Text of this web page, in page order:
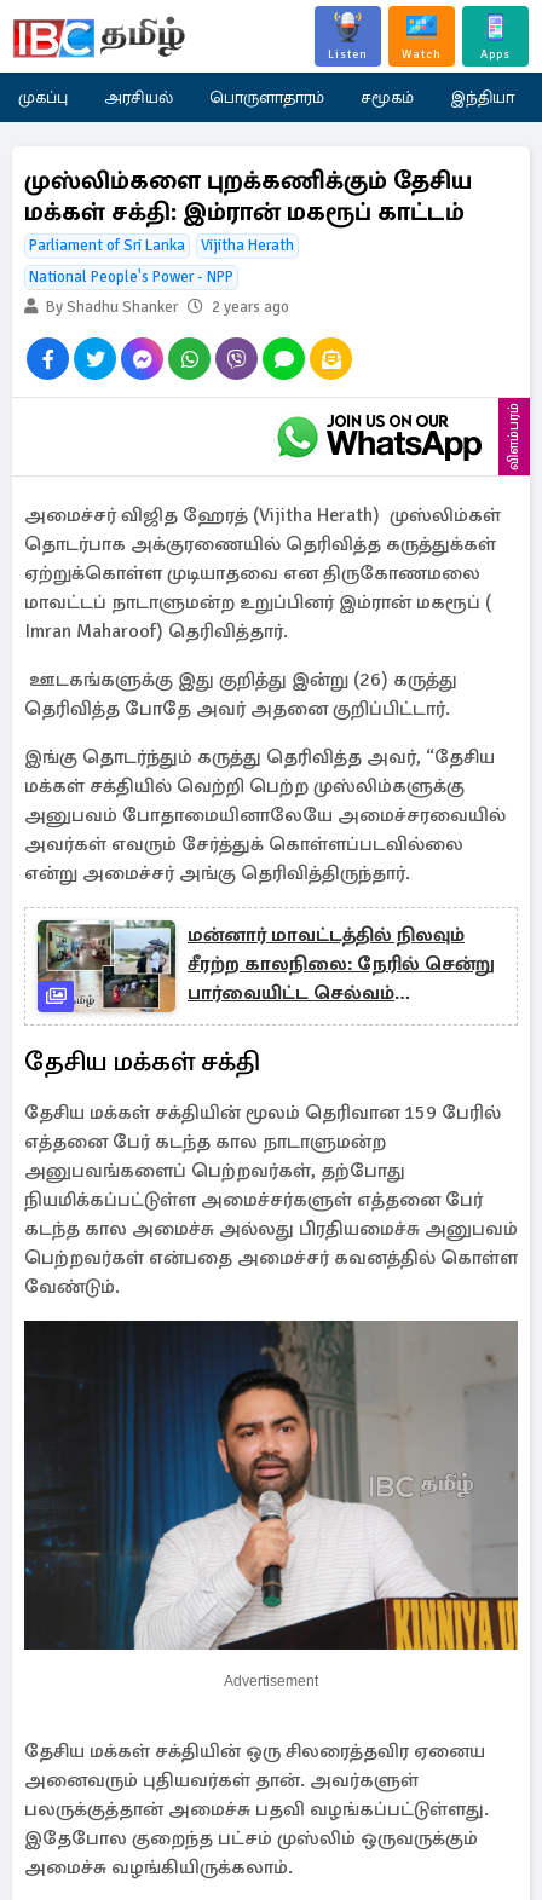
Listen Watch Apps
முகப்பு அரசியல் பொருளாதாரம் சமூகம் இந்தியா
முஸ்லிம்களை புறக்கணிக்கும் தேசிய
மக்கள் சக்தி: இம்ரான் மகரூப் காட்டம்
Parliament of Sri Lanka
Vijitha Herath
National People's Power - NPP
By Shadhu Shanker
2 years ago
விளம்பரம்
அமைச்சர் விஜித ஹேரத் (Vijitha Herath) முஸ்லிம்கள்
தொடர்பாக அக்குரணையில் தெரிவித்த கருத்துக்கள்
ஏற்றுக்கொள்ள முடியாதவை என திருகோணமலை
மாவட்டப் நாடாளுமன்ற உறுப்பினர் இம்ரான் மகரூப் (
Imran Maharoof) தெரிவித்தார்.
ஊடகங்களுக்கு இது குறித்து இன்று (26) கருத்து
தெரிவித்த போதே அவர் அதனை குறிப்பிட்டார்.
இங்கு தொடர்ந்தும் கருத்து தெரிவித்த அவர், “தேசிய
மக்கள் சக்தியில் வெற்றி பெற்ற முஸ்லிம்களுக்கு
அனுபவம் போதாமையினாலேயே அமைச்சரவையில்
அவர்கள் எவரும் சேர்த்துக் கொள்ளப்படவில்லை
என்று அமைச்சர் அங்கு தெரிவித்திருந்தார்.
மன்னார் மாவட்டத்தில் நிலவும்
சீரற்ற காலநிலை: நேரில் சென்று
பார்வையிட்ட செல்வம்
அடைக்கலநாதன்
தேசிய மக்கள் சக்தி
தேசிய மக்கள் சக்தியின் மூலம் தெரிவான 159 பேரில்
எத்தனை பேர் கடந்த கால நாடாளுமன்ற
அனுபவங்களைப் பெற்றவர்கள், தற்போது
நியமிக்கப்பட்டுள்ள அமைச்சர்களுள் எத்தனை பேர்
கடந்த கால அமைச்சு அல்லது பிரதியமைச்சு அனுபவம்
பெற்றவர்கள் என்பதை அமைச்சர் கவனத்தில் கொள்ள
வேண்டும்.
Advertisement
தேசிய மக்கள் சக்தியின் ஒரு சிலரைத்தவிர ஏனைய
அனைவரும் புதியவர்கள் தான். அவர்களுள்
பலருக்குத்தான் அமைச்சு பதவி வழங்கப்பட்டுள்ளது.
இதேபோல குறைந்த பட்சம் முஸ்லிம் ஒருவருக்கும்
அமைச்சு வழங்கியிருக்கலாம்.